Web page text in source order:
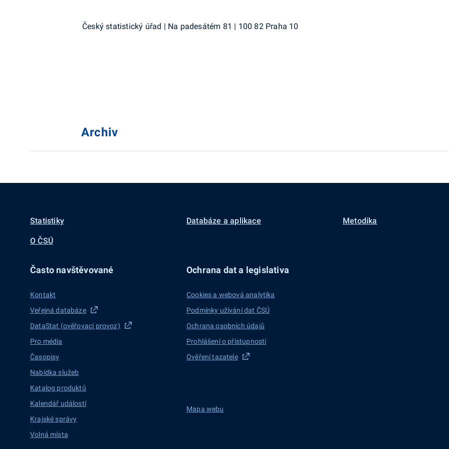
Český statistický úřad | Na padesátém 81 | 100 82 Praha 10
Archiv
Statistiky Databáze a aplikace Metodika
O ČSÚ
Často navštěvované
Kontakt
Veřejná databáze
DataStat (ověřovací provoz)
Pro média
Časopisy
Nabídka služeb
Katalog produktů
Kalendář událostí
Krajské správy
Volná místa
Ochrana dat a legislativa
Cookies a webová analytika
Podmínky užívání dat ČSÚ
Ochrana osobních údajů
Prohlášení o přístupnosti
Ověření tazatele
Mapa webu